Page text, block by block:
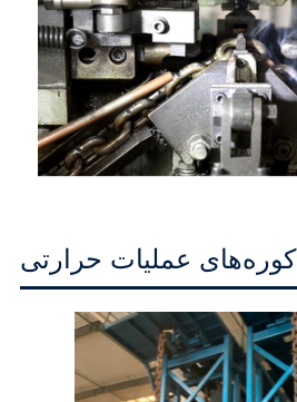
کوره‌های عملیات حرارتی